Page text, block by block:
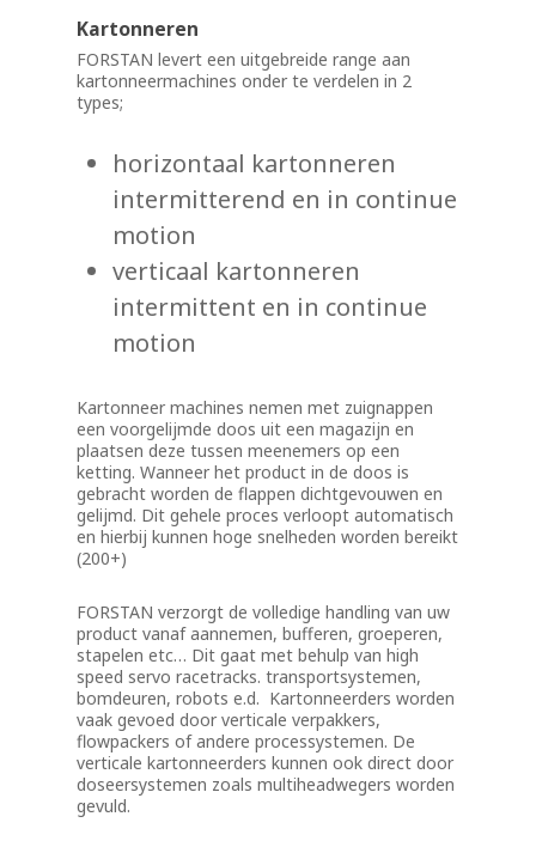
Kartonneren
FORSTAN levert een uitgebreide range aan
kartonneermachines onder te verdelen in 2
types;
horizontaal kartonneren
intermitterend en in continue
motion
verticaal kartonneren
intermittent en in continue
motion
Kartonneer machines nemen met zuignappen
een voorgelijmde doos uit een magazijn en
plaatsen deze tussen meenemers op een
ketting. Wanneer het product in de doos is
gebracht worden de flappen dichtgevouwen en
gelijmd. Dit gehele proces verloopt automatisch
en hierbij kunnen hoge snelheden worden bereikt
(200+)
FORSTAN verzorgt de volledige handling van uw
product vanaf aannemen, bufferen, groeperen,
stapelen etc… Dit gaat met behulp van high
speed servo racetracks. transportsystemen,
bomdeuren, robots e.d. Kartonneerders worden
vaak gevoed door verticale verpakkers,
flowpackers of andere processystemen. De
verticale kartonneerders kunnen ook direct door
doseersystemen zoals multiheadwegers worden
gevuld.